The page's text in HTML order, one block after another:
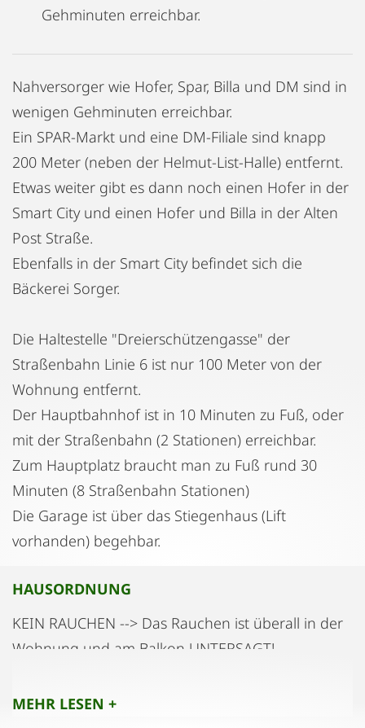
Gehminuten erreichbar.
Nahversorger wie Hofer, Spar, Billa und DM sind in
wenigen Gehminuten erreichbar.
Ein SPAR-Markt und eine DM-Filiale sind knapp
200 Meter (neben der Helmut-List-Halle) entfernt.
Etwas weiter gibt es dann noch einen Hofer in der
Smart City und einen Hofer und Billa in der Alten
Post Straße.
Ebenfalls in der Smart City befindet sich die
Bäckerei Sorger.
Die Haltestelle "Dreierschützengasse" der
Straßenbahn Linie 6 ist nur 100 Meter von der
Wohnung entfernt.
Der Hauptbahnhof ist in 10 Minuten zu Fuß, oder
mit der Straßenbahn (2 Stationen) erreichbar.
Zum Hauptplatz braucht man zu Fuß rund 30
Minuten (8 Straßenbahn Stationen)
Die Garage ist über das Stiegenhaus (Lift
vorhanden) begehbar.
HAUSORDNUNG
KEIN RAUCHEN --> Das Rauchen ist überall in der
Wohnung und am Balkon UNTERSAGT!
Schuhe müssen in der Garderobe im Vorzimmer
MEHR LESEN +